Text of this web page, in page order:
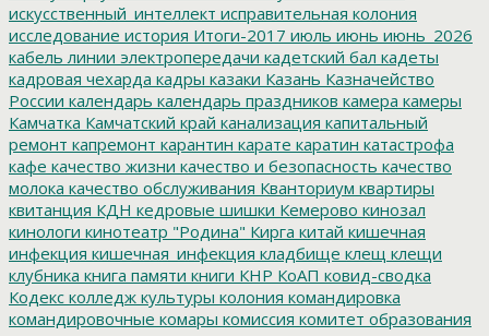
искусственный_интеллект исправительная колония
исследование история Итоги-2017 июль июнь июнь_2026
кабель линии электропередачи кадетский бал кадеты
кадровая чехарда кадры казаки Казань Казначейство
России календарь календарь праздников камера камеры
Камчатка Камчатский край канализация капитальный
ремонт капремонт карантин карате каратин катастрофа
кафе качество жизни качество и безопасность качество
молока качество обслуживания Кванториум квартиры
квитанция КДН кедровые шишки Кемерово кинозал
кинологи кинотеатр "Родина" Кирга китай кишечная
инфекция кишечная_инфекция кладбище клещ клещи
клубника книга памяти книги КНР КоАП ковид-сводка
Кодекс колледж культуры колония командировка
командировочные комары комиссия комитет образования